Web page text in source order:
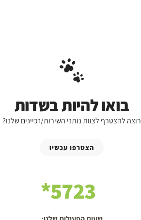
בואו להיות בשדות
רוצה להצטרף לצוות נותני השירות/זכיינים שלנו?
הצטרפו עכשיו
5723*